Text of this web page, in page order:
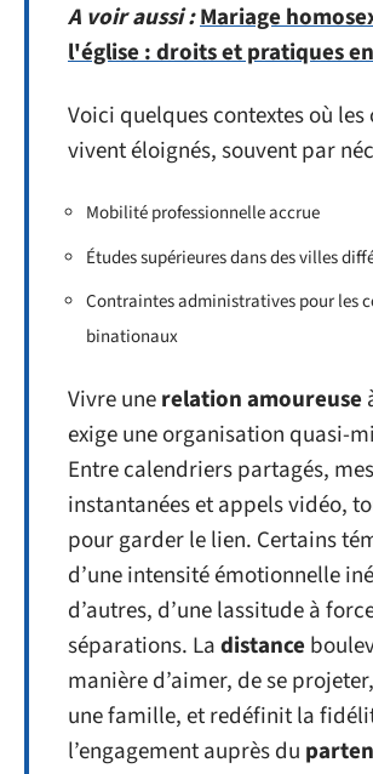
A voir aussi :Mariage
l'église : droits et pratiques
Voici quelques contextes où les
vivent éloignés, souvent par
Mobilité professionnelle accrue
Études supérieures dans des villes
Contraintes administratives pour les
binationaux
Vivre unerelation amoureuse
exige une organisation quasi-
Entre calendriers partagés,
instantanées et appels vidéo,
pour garder le lien. Certains
d’une intensité émotionnelle
d’autres, d’une lassitude à
séparations. Ladistance
manière d’aimer, de se
une famille, et redéfinit la
l’engagement auprès du